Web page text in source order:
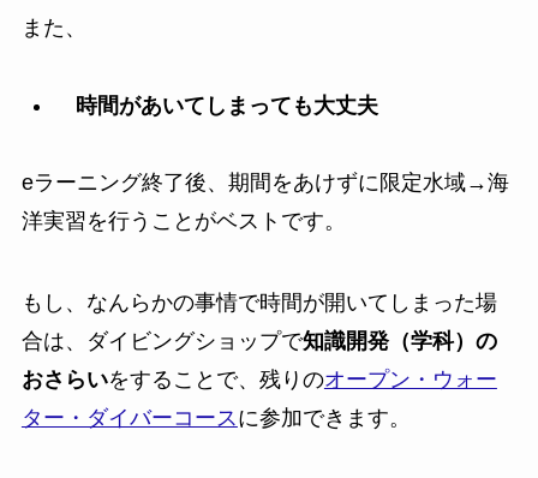
また、
時間があいてしまっても大丈夫
eラーニング終了後、期間をあけずに限定水域→海
洋実習を行うことがベストです。
もし、なんらかの事情で時間が開いてしまった場
合は、ダイビングショップで知識開発（学科）の
おさらいをすることで、残りのオープン・ウォー
ター・ダイバーコースに参加できます。